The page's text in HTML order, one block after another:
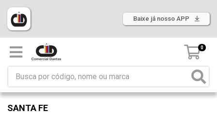
Baixe já nosso APP
0
SANTA FE